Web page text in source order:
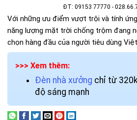
ĐT: 09153 77770 -
Với những ưu điểm vượt trội và tính
năng lượng mặt trời chống trộm đang
chọn hàng đầu của người tiêu dùng
>>> Xem thêm:
Đèn nhà xưởng chỉ từ
độ sáng mạnh